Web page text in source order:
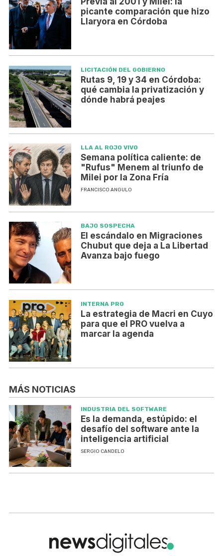
picante comparación que hizo
Llaryora en Córdoba
LICITACIÓN DEL GOBIERNO
Rutas 9, 19 y 34 en Córdoba:
qué cambia la privatización y
dónde habrá peajes
LLA AL ROJO VIVO
Semana política caliente: de
"Rufus" Menem al triunfo de
Milei por la Zona Fría
FRANCISCO ANGULO
BAJO SOSPECHA
El escándalo en Migraciones
Chubut que deja a La Libertad
Avanza bajo fuego
INTERNA PRO
La estrategia de Macri en Cuyo
para que el PRO vuelva a
marcar la agenda
MÁS NOTICIAS
INDUSTRIA DEL SOFTWARE
Es la demanda, estúpido: el
desafío del software ante la
inteligencia artificial
SERGIO CANDELO